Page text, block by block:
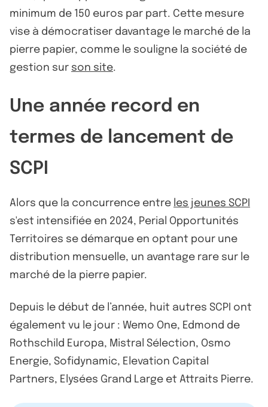
minimum de 150 euros par part. Cette mesure
vise à démocratiser davantage le marché de la
pierre papier, comme le souligne la société de
gestion sur son site.
Une année record en
termes de lancement de
SCPI
Alors que la concurrence entre les jeunes SCPI
s'est intensifiée en 2024, Perial Opportunités
Territoires se démarque en optant pour une
distribution mensuelle, un avantage rare sur le
marché de la pierre papier.
Depuis le début de l’année, huit autres SCPI ont
également vu le jour : Wemo One, Edmond de
Rothschild Europa, Mistral Sélection, Osmo
Energie, Sofidynamic, Elevation Capital
Partners, Elysées Grand Large et Attraits Pierre.